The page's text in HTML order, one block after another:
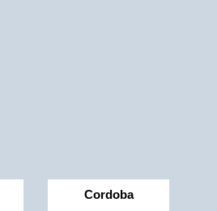
Cordoba